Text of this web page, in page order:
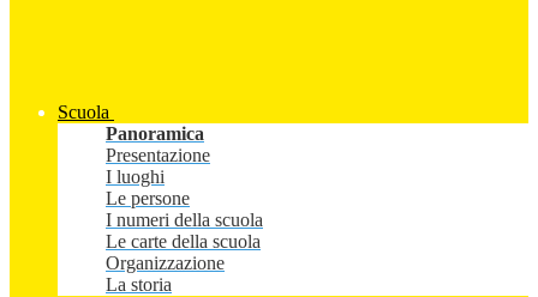
Scuola
Panoramica
Presentazione
I luoghi
Le persone
I numeri della scuola
Le carte della scuola
Organizzazione
La storia